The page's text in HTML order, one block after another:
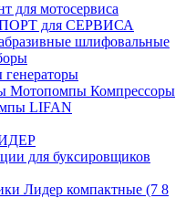
для мотосервиса
для СЕРВИСА
шлифовальные
Мотопомпы Компрессоры
LIFAN
для буксировщиков
Лидер компактные (7 8